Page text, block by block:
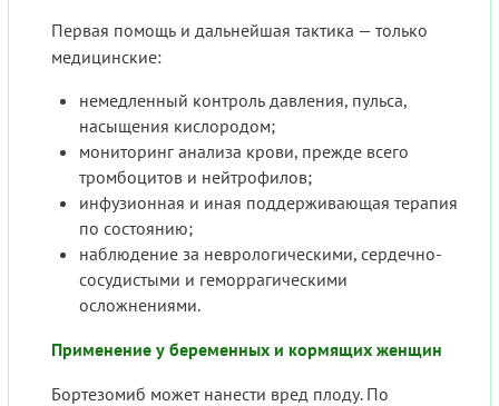
Первая помощь и дальнейшая тактика — только
медицинские:
немедленный контроль давления, пульса,
насыщения кислородом;
мониторинг анализа крови, прежде всего
тромбоцитов и нейтрофилов;
инфузионная и иная поддерживающая терапия
по состоянию;
наблюдение за неврологическими, сердечно-
сосудистыми и геморрагическими
осложнениями.
Применение у беременных и кормящих женщин
Бортезомиб может нанести вред плоду. По